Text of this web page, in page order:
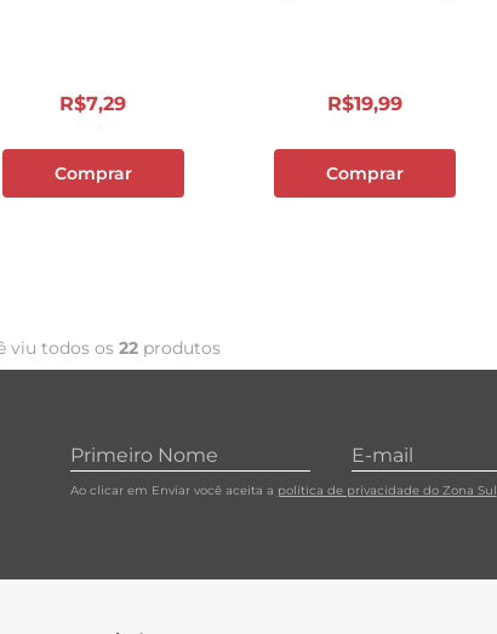
R$7,29
Comprar
R$19,99
Comprar
viu todos os22 produtos
Ao clicar em Enviar você aceita a política de privacidade do Zona Sul